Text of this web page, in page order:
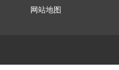
网站地图